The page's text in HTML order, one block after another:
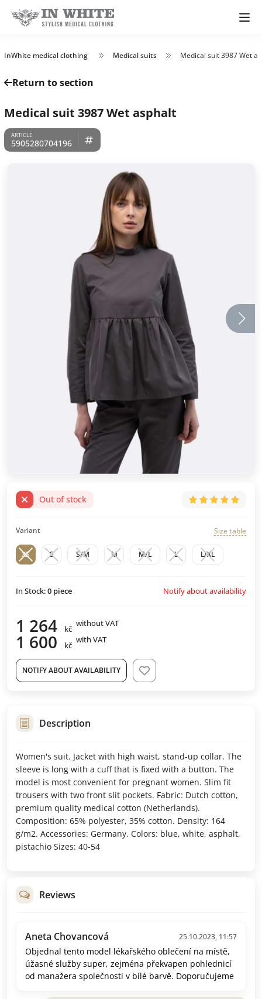
InWhite medical clothing Medical suits Medical suit 3987 Wet
Return to section
Medical suit 3987 Wet asphalt
5905280704196
Out of stock
Variant Size table
XS S S/M M M/L L L/XL
In Stock:0 piece Notify about availability
1 264 kč
without VAT
1 600 kč
with VAT
NOTIFY ABOUT AVAILABILITY
Description
Women's suit. Jacket with high waist, stand-up collar. The
sleeve is long with a cuff that is fixed with a button. The
model is most convenient for pregnant women. Slim fit
trousers with two front slit pockets. Fabric: Dutch cotton,
premium quality medical cotton (Netherlands).
Composition: 65% polyester, 35% cotton. Density: 164
g/m2. Accessories: Germany. Colors: blue, white, asphalt,
pistachio Sizes: 40-54
Reviews
Aneta Chovancová 25.10.2023, 11:57
Objednal tento model lékařského oblečení na místě,
úžasné služby super, zejména překvapen pohlednicí
od manažera společnosti v bílé barvě. Doporučujeme